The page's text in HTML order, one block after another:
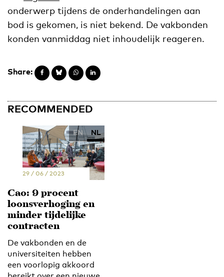
onderwerp tijdens de onderhandelingen aan
bod is gekomen, is niet bekend. De vakbonden
konden vanmiddag niet inhoudelijk reageren.
Share:
RECOMMENDED
EN NL
29 / 06 / 2023
Cao: 9 procent
loonsverhoging en
minder tijdelijke
contracten
De vakbonden en de
universiteiten hebben
een voorlopig akkoord